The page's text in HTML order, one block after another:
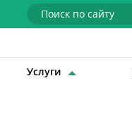
Услуги